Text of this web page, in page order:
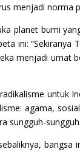
menjadi norma
planet bumi
ini: “Sekiranya
menjadi umat
untuk
agama,
sungguh-